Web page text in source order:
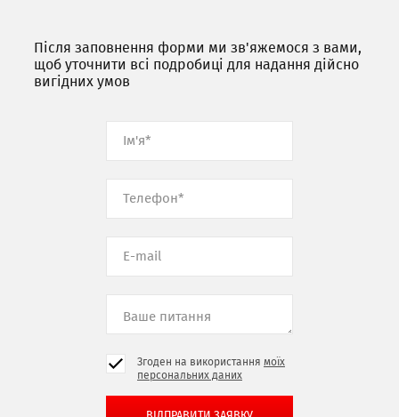
Після заповнення форми ми зв'яжемося з вами,
щоб уточнити всі подробиці для надання дійсно
вигідних умов
Згоден на використання моїх
персональних даних